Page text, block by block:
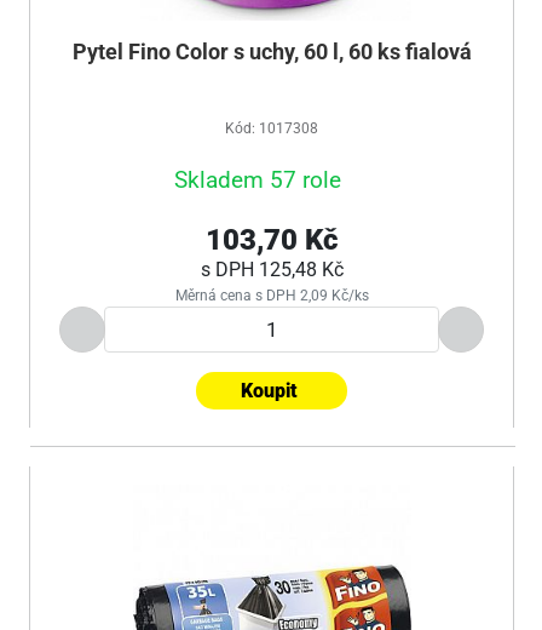
Pytel Fino Color s uchy, 60 l, 60 ks fialová
Kód: 1017308
Skladem 57 role
103,70 Kč
s DPH 125,48 Kč
Měrná cena s DPH 2,09 Kč/ks
Koupit